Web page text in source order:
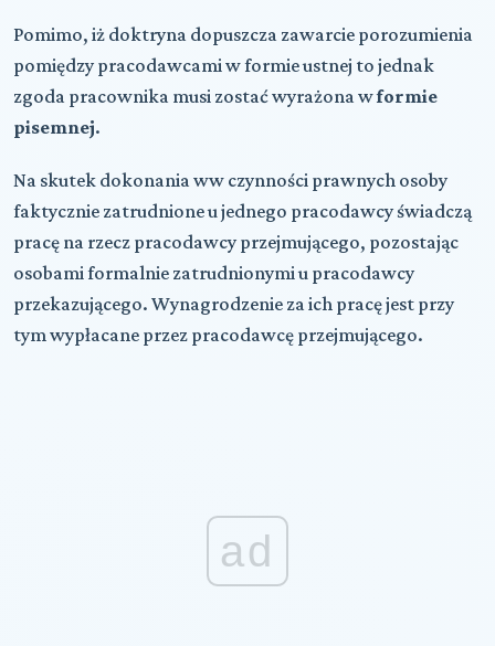
Pomimo, iż doktryna dopuszcza zawarcie porozumienia
pomiędzy pracodawcami w formie ustnej to jednak
zgoda pracownika musi zostać wyrażona wformie
pisemnej.
Na skutek dokonania ww czynności prawnych osoby
faktycznie zatrudnione u jednego pracodawcy świadczą
pracę na rzecz pracodawcy przejmującego, pozostając
osobami formalnie zatrudnionymi u pracodawcy
przekazującego. Wynagrodzenie za ich pracę jest przy
tym wypłacane przez pracodawcę przejmującego.
ad